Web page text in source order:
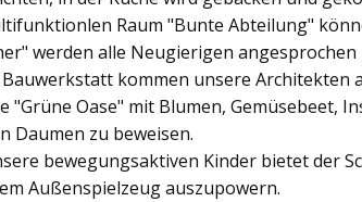
Raum "Bunte Abteilung"
werden alle Neugierigen
Bauwerkstatt kommen unsere Architekten
"Grüne Oase" mit Blumen, Gemüsebeet,
Daumen zu beweisen.
bewegungsaktiven Kinder bietet der
Außenspielzeug auszupowern.